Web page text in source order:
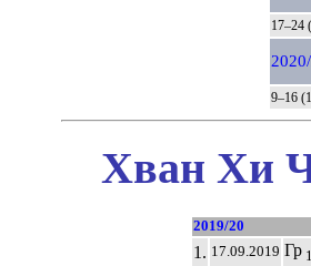
17–24
9–16
Хван Хи
2019/20
1. 17.09.2019 Гр1